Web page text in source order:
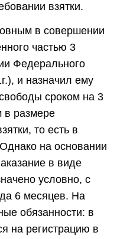
взятки.
в совершении
частью 3
Федерального
и назначил ему
сроком на 3
в размере
то есть в
на основании
в виде
условно, с
6 месяцев. На
обязанности: в
на регистрацию в